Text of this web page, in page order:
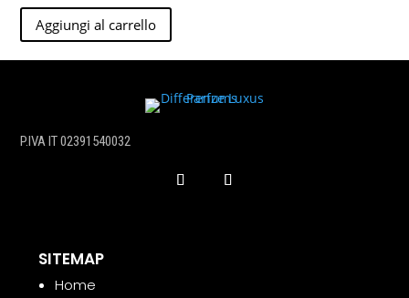
Wish
Come
True
Aggiungi al carrello
P.IVA IT 02391540032
SITEMAP
Home